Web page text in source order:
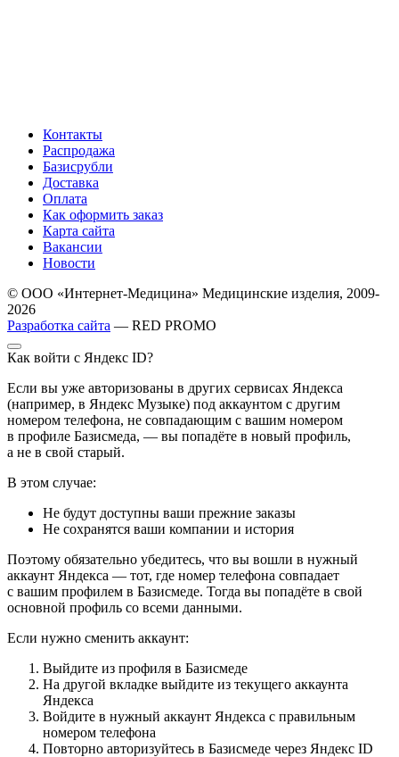
Контакты
Распродажа
Базисрубли
Доставка
Оплата
Как оформить заказ
Карта сайта
Вакансии
Новости
© ООО «Интернет-Медицина» Медицинские изделия, 2009-
2026
Разработка сайта — RED PROMO
Как войти с Яндекс ID?
Если вы уже авторизованы в других сервисах Яндекса
(например, в Яндекс Музыке) под аккаунтом с другим
номером телефона, не совпадающим с вашим номером
в профиле Базисмеда, — вы попадёте в новый профиль,
а не в свой старый.
В этом случае:
Не будут доступны ваши прежние заказы
Не сохранятся ваши компании и история
Поэтому обязательно убедитесь, что вы вошли в нужный
аккаунт Яндекса — тот, где номер телефона совпадает
с вашим профилем в Базисмеде. Тогда вы попадёте в свой
основной профиль со всеми данными.
Если нужно сменить аккаунт:
Выйдите из профиля в Базисмеде
На другой вкладке выйдите из текущего аккаунта
Яндекса
Войдите в нужный аккаунт Яндекса с правильным
номером телефона
Повторно авторизуйтесь в Базисмеде через Яндекс ID